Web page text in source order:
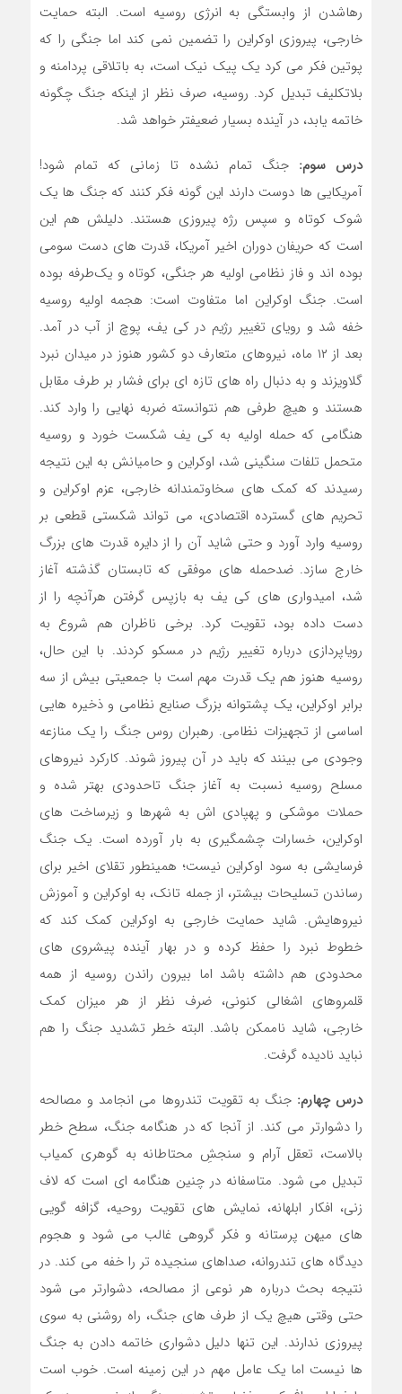
رهاشدن از وابستگی به انرژی روسیه است. البته حمایت
خارجی، پیروزی اوکراین را تضمین نمی کند اما جنگی را که
پوتین فکر می کرد یک پیک نیک است، به باتلاقی پردامنه و
بلاتکلیف تبدیل کرد. روسیه، صرف نظر از اینکه جنگ چگونه
خاتمه یابد، در آینده بسیار ضعیفتر خواهد شد.
درس سوم: جنگ تمام نشده تا زمانی که تمام شود!
آمریکایی ها دوست دارند این گونه فکر کنند که جنگ ها یک
شوک کوتاه و سپس رژه پیروزی هستند. دلیلش هم این
است که حریفان دوران اخیر آمریکا، قدرت های دست سومی
بوده اند و فاز نظامی اولیه هر جنگی، کوتاه و یک‌طرفه بوده
است. جنگ اوکراین اما متفاوت است: هجمه اولیه روسیه
خفه شد و رویای تغییر رژیم در کی یف، پوچ از آب در آمد.
بعد از ۱۲ ماه، نیروهای متعارف دو کشور هنوز در میدان نبرد
گلاویزند و به دنبال راه های تازه ای برای فشار بر طرف مقابل
هستند و هیچ طرفی هم نتوانسته ضربه نهایی را وارد کند.
هنگامی که حمله اولیه به کی یف شکست خورد و روسیه
متحمل تلفات سنگینی شد، اوکراین و حامیانش به این نتیجه
رسیدند که کمک های سخاوتمندانه خارجی، عزم اوکراین و
تحریم های گسترده اقتصادی، می تواند شکستی قطعی بر
روسیه وارد آورد و حتی شاید آن را از دایره قدرت های بزرگ
خارج سازد. ضدحمله های موفقی که تابستان گذشته آغاز
شد، امیدواری های کی یف به بازپس گرفتن هرآنچه را از
دست داده بود، تقویت کرد. برخی ناظران هم شروع به
رویاپردازی درباره تغییر رژیم در مسکو کردند. با این حال،
روسیه هنوز هم یک قدرت مهم است با جمعیتی بیش از سه
برابر اوکراین، یک پشتوانه بزرگ صنایع نظامی و ذخیره هایی
اساسی از تجهیزات نظامی. رهبران روس جنگ را یک منازعه
وجودی می بینند که باید در آن پیروز شوند. کارکرد نیروهای
مسلح روسیه نسبت به آغاز جنگ تاحدودی بهتر شده و
حملات موشکی و پهپادی اش به شهرها و زیرساخت های
اوکراین، خسارات چشمگیری به بار آورده است. یک جنگ
فرسایشی به سود اوکراین نیست؛ همینطور تقلای اخیر برای
رساندن تسلیحات بیشتر، از جمله تانک، به اوکراین و آموزش
نیروهایش. شاید حمایت خارجی به اوکراین کمک کند که
خطوط نبرد را حفظ کرده و در بهار آینده پیشروی های
محدودی هم داشته باشد اما بیرون راندن روسیه از همه
قلمروهای اشغالی کنونی، ضرف نظر از هر میزان کمک
خارجی، شاید ناممکن باشد. البته خطر تشدید جنگ را هم
نباید نادیده گرفت.
درس چهارم:جنگ به تقویت تندروها می انجامد و مصالحه
را دشوارتر می کند. از آنجا که در هنگامه جنگ، سطح خطر
بالاست، تعقل آرام و سنجشِ محتاطانه به گوهری کمیاب
تبدیل می شود. متاسفانه در چنین هنگامه ای است که لاف
زنی، افکار ابلهانه، نمایش های تقویت روحیه، گزافه گویی
های میهن پرستانه و فکر گروهی غالب می شود و هجوم
دیدگاه های تندروانه، صداهای سنجیده تر را خفه می کند. در
نتیجه بحث درباره هر نوعی از مصالحه، دشوارتر می شود
حتی وقتی هیچ یک از طرف های جنگ، راه روشنی به سوی
پیروزی ندارند. این تنها دلیل دشواری خاتمه دادن به جنگ
ها نیست اما یک عامل مهم در این زمینه است. خوب است